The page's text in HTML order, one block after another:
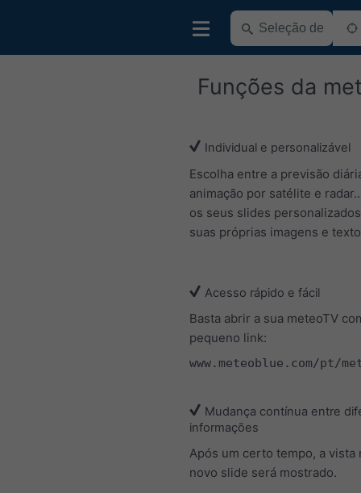
Funções da
Individual e personalizável
Escolha entre a previsão
animação por satélite e
os seus slides
suas próprias imagens e
Acesso rápido e fácil
Basta abrir a sua meteoTV
pequeno link:
www.meteoblue.com/pt/
Mudança contínua entre
informações
Após um certo tempo, a vista
novo slide será mostrado.